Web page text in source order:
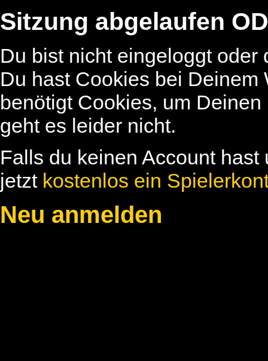
Sitzung abgelaufen
Du bist nicht eingeloggt
Du hast Cookies bei
benötigt Cookies, um
geht es leider nicht.
Falls du keinen Account
jetzt kostenlos ein
Neu anmelden